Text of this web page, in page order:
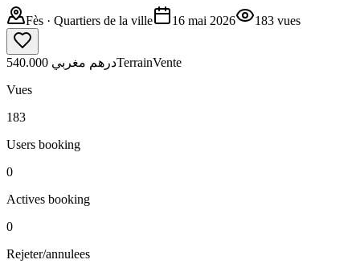
Fès · Quartiers de la ville 16 mai 2026 183 vues
540.000 درهم مغربيTerrainVente
Vues
183
Users booking
0
Actives booking
0
Rejeter/annulees